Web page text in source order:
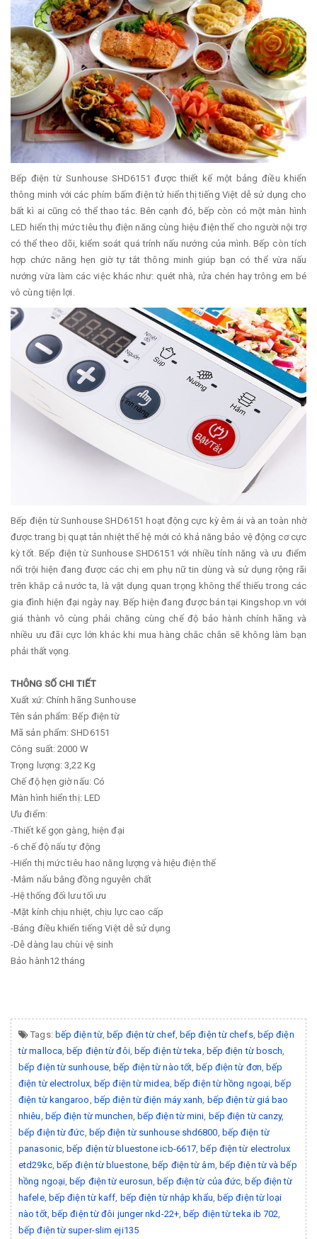
Bếp điện từ Sunhouse SHD6151 được thiết kế một bảng điều khiển
thông minh với các phím bấm điện tử hiển thị tiếng Việt dễ sử dụng cho
bất kì ai cũng có thể thao tác. Bên cạnh đó, bếp còn có một màn hình
LED hiển thị mức tiêu thụ điện năng cùng hiệu điện thế cho người nội trợ
có thể theo dõi, kiểm soát quá trính nấu nướng của mình. Bếp còn tích
hợp chức năng hẹn giờ tự tắt thông minh giúp bạn có thể vừa nấu
nướng vừa làm các việc khác như: quét nhà, rửa chén hay trông em bé
vô cùng tiện lợi.
Bếp điện từ Sunhouse SHD6151 hoạt động cực kỳ êm ái và an toàn nhờ
được trang bị quạt tản nhiệt thế hệ mới có khả năng bảo vệ động cơ cực
kỳ tốt. Bếp điện từ Sunhouse SHD6151 với nhiều tính năng và ưu điểm
nổi trội hiện đang được các chị em phụ nữ tin dùng và sử dụng rộng rãi
trên khắp cả nước ta, là vật dụng quan trọng không thể thiếu trong các
gia đình hiện đại ngày nay. Bếp hiện đang được bán tại Kingshop.vn với
giá thành vô cùng phải chăng cùng chế độ bảo hành chính hãng và
nhiều ưu đãi cực lớn khác khi mua hàng chắc chắn sẽ không làm bạn
phải thất vọng.
THÔNG SỐ CHI TIẾT
Xuất xứ: Chính hãng Sunhouse
Tên sản phẩm: Bếp điện từ
Mã sản phẩm: SHD6151
Công suất: 2000 W
Trọng lượng: 3,22 Kg
Chế độ hẹn giờ nấu: Có
Màn hình hiển thị: LED
Ưu điểm:
-Thiết kế gọn gàng, hiện đại
-6 chế độ nấu tự động
-Hiển thị mức tiêu hao năng lượng và hiệu điện thế
-Mâm nấu bằng đồng nguyên chất
-Hệ thống đối lưu tối ưu
-Mặt kính chịu nhiệt, chịu lực cao cấp
-Bảng điều khiển tiếng Việt dễ sử dụng
-Dễ dàng lau chùi vệ sinh
Bảo hành12 tháng
Tags: bếp điện từ,bếp điện từ chef, bếp điện từ chefs, bếp điện
từ malloca ,bếp điện từ đôi, bếp điện từ teka bếp điện từ bosch
bếp điện từ sunhouse ,bếp điện từ nào tốt ,bếp điện từ đơn ,bếp
điện từ electrolux,bếp điện từ midea bếp điện từ hồng ngoại ,bếp
điện từ kangaroo bếp điện từ điện máy xanh bếp điện từ giá bao
nhiêu bếp điện từ munchen bếp điện từ mini bếp điện từ canzy,
bếp điện từ đức bếp điện từ sunhouse shd6800 bếp điện từ
panasonic,bếp điện từ bluestone icb-6617 ,bếp điện từ electrolux
etd29kc, bếp điện từ bluestone ,bếp điện từ âm bếp điện từ và bếp
hồng ngoại ,bếp điện từ eurosun ,bếp điện từ của đức ,bếp điện từ
hafele, bếp điện từ kaff bếp điện từ nhập khẩu bếp điện từ loại
nào tốt, bếp điện từ đôi junger nkd-22+,bếp điện từ teka ib 702
bếp điện từ super-slim eji135